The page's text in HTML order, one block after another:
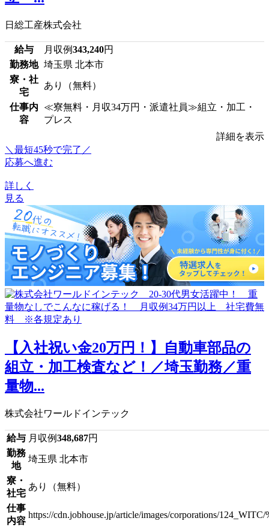
日総工産株式会社
給与 月収例343,240円
勤務地 埼玉県 北本市
寮・社
宅
あり（無料）
仕事内
容
≪寮無料・月収34万円・派遣社員≫組立・加工・
プレス
詳細を表示
＼最短45秒で完了／
応募へ進む
詳しく
見る
【入社祝い金20万円！】自動車部品の
組立・加工検査など！／埼玉勤務／重
量物...
株式会社ワールドインテック
給与 月収例348,687円
勤務
地
埼玉県 北本市
寮・
社宅
あり（無料）
仕事
内容
https://cdn.jobhouse.jp/article/images/corporations/